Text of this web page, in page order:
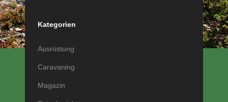
Kategorien
Ausrüstung
Caravaning
Magazin